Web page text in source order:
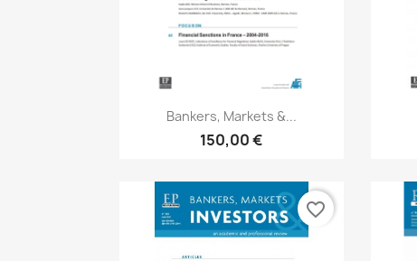
Aperçu rapide
Bankers, Markets &...
150,00 €
favorite_border